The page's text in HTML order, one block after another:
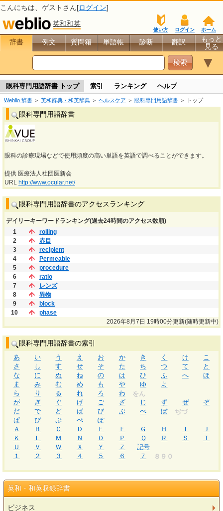
こんにちは、 ゲスト さん[ログイン]
英和和英
ホーム
ログイン
使い方
辞書 例文 質問箱 単語帳 診断 翻訳
もっと
見る
▼
眼科専門用語辞書 トップ 索引 ランキング ヘルプ
Weblio 辞書 ＞ 英和辞典・和英辞典 ＞ ヘルスケア ＞ 眼科専門用語辞書 ＞ トップ
眼科専門用語辞書
眼科の診療現場などで使用頻度の高い単語を英語で調べることができます。
提供 医療法人社団医新会
URL http://www.ocular.net/
眼科専門用語辞書のアクセスランキング
デイリーキーワードランキング(過去24時間のアクセス数順)
1
rolling
2
赤目
3
recipient
4
Permeable
5
procedure
6
ratio
7
レンズ
8
異物
9
block
10
phase
2026年8月7日 19時00分更新(随時更新中)
眼科専門用語辞書の索引
あ い う え お か き く け
こ
さ
し す せ そ た ち つ て
と
な
に ぬ ね の は ひ ふ へ
ほ
ま
み む め も や ゆ
よ
ら
り る れ ろ わ
をん
が
ぎ ぐ げ ご ざ じ ず ぜ
ぞ
だ
ぢづ
で ど ば び ぶ べ
ぼ
ぱ
ぴ ぷ ぺ
ぽ
Ａ
Ｂ Ｃ Ｄ Ｅ Ｆ Ｇ Ｈ Ｉ
Ｊ
Ｋ
Ｌ Ｍ Ｎ Ｏ Ｐ Ｑ Ｒ Ｓ
Ｔ
Ｕ
Ｖ Ｗ Ｘ Ｙ Ｚ
記号
１
２ ３ ４ ５ ６ ７ ８９０
英和・和英収録辞書
ビジネス